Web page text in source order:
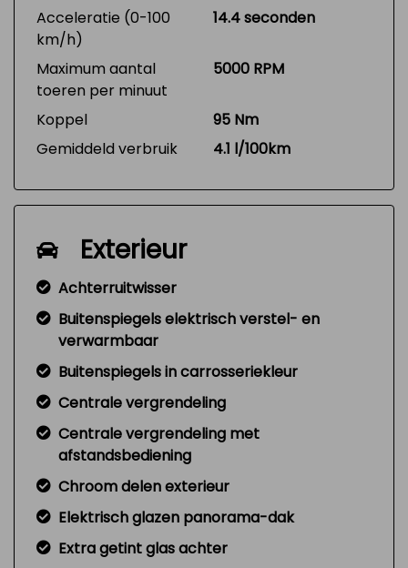
Acceleratie (0-100
km/h)
14.4 seconden
Maximum aantal
toeren per minuut
5000 RPM
Koppel
95 Nm
Gemiddeld verbruik
4.1 l/100km
Exterieur
Achterruitwisser
Buitenspiegels elektrisch verstel- en
verwarmbaar
Buitenspiegels in carrosseriekleur
Centrale vergrendeling
Centrale vergrendeling met
afstandsbediening
Chroom delen exterieur
Elektrisch glazen panorama-dak
Extra getint glas achter